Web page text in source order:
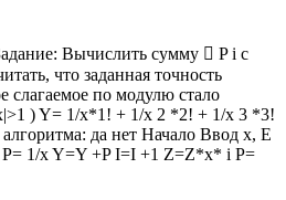
Вычислить сумму  P i с
что заданная точность
слагаемое по модулю стало
) Y= 1/x*1! + 1/x 2 *2! + 1/x 3 *3!
да нет Начало Ввод x, E
1/x Y=Y +P I=I +1 Z=Z*x* i P=